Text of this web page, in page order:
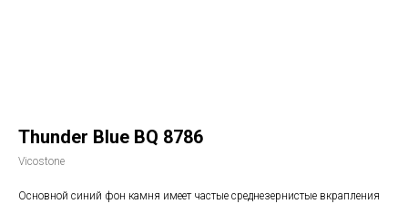
Thunder Blue BQ 8786
Vicostone
Основной синий фон камня имеет частые среднезернистые вкрапления